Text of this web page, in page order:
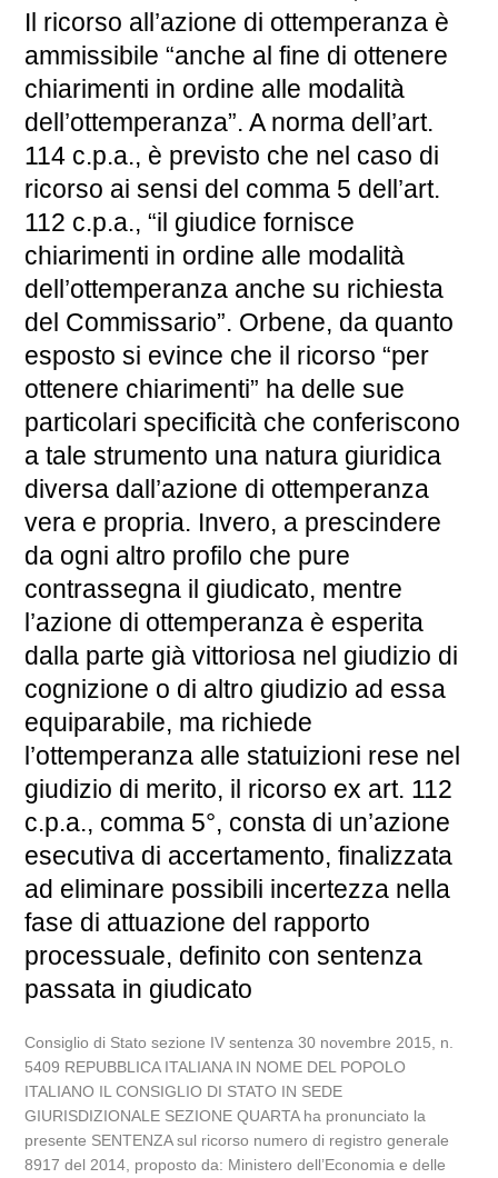
Il ricorso all’azione di ottemperanza è
ammissibile “anche al fine di ottenere
chiarimenti in ordine alle modalità
dell’ottemperanza”. A norma dell’art.
114 c.p.a., è previsto che nel caso di
ricorso ai sensi del comma 5 dell’art.
112 c.p.a., “il giudice fornisce
chiarimenti in ordine alle modalità
dell’ottemperanza anche su richiesta
del Commissario”. Orbene, da quanto
esposto si evince che il ricorso “per
ottenere chiarimenti” ha delle sue
particolari specificità che conferiscono
a tale strumento una natura giuridica
diversa dall’azione di ottemperanza
vera e propria. Invero, a prescindere
da ogni altro profilo che pure
contrassegna il giudicato, mentre
l’azione di ottemperanza è esperita
dalla parte già vittoriosa nel giudizio di
cognizione o di altro giudizio ad essa
equiparabile, ma richiede
l’ottemperanza alle statuizioni rese nel
giudizio di merito, il ricorso ex art. 112
c.p.a., comma 5°, consta di un’azione
esecutiva di accertamento, finalizzata
ad eliminare possibili incertezza nella
fase di attuazione del rapporto
processuale, definito con sentenza
passata in giudicato
Consiglio di Stato sezione IV sentenza 30 novembre 2015, n.
5409 REPUBBLICA ITALIANA IN NOME DEL POPOLO
ITALIANO IL CONSIGLIO DI STATO IN SEDE
GIURISDIZIONALE SEZIONE QUARTA ha pronunciato la
presente SENTENZA sul ricorso numero di registro generale
8917 del 2014, proposto da: Ministero dell’Economia e delle